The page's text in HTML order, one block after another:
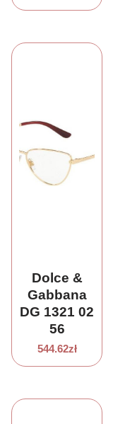
Dolce &
Gabbana
DG 1321 02
56
544.62zł